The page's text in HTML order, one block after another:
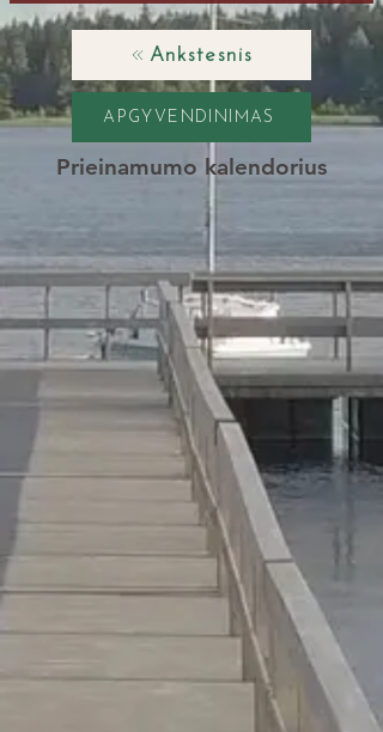
Ankstesnis
APGYVENDINIMAS
Prieinamumo kalendorius